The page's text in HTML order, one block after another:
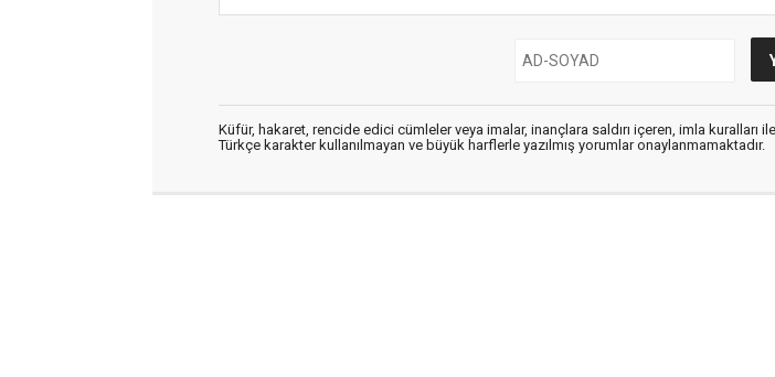
Küfür, hakaret, rencide edici cümleler veya imalar, inançlara saldırı içeren, imla kuralları ile
Türkçe karakter kullanılmayan ve büyük harflerle yazılmış yorumlar onaylanmamaktadır.